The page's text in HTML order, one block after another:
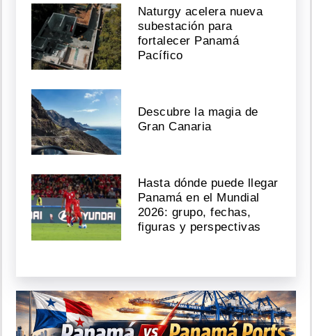
Naturgy acelera nueva
subestación para
fortalecer Panamá
Pacífico
Descubre la magia de
Gran Canaria
Hasta dónde puede llegar
Panamá en el Mundial
2026: grupo, fechas,
figuras y perspectivas